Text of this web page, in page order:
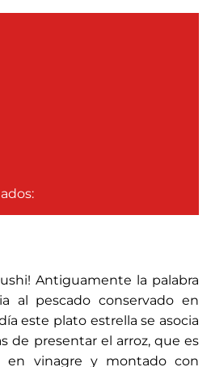
Antiguamente la palabra
al pescado conservado en
este plato estrella se asocia
de presentar el arroz, que es
en vinagre y montado con